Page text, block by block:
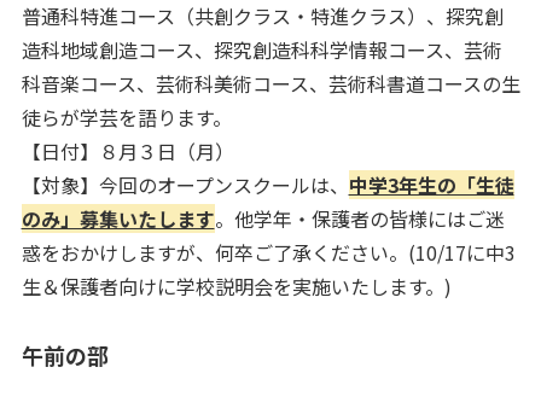
普通科特進コース（共創クラス・特進クラス）、探究創
造科地域創造コース、探究創造科科学情報コース、芸術
科音楽コース、芸術科美術コース、芸術科書道コースの生
徒らが学芸を語ります。
【日付】８月３日（月）
【対象】今回のオープンスクールは、 中学3年生の「生徒
のみ」募集いたします。他学年・保護者の皆様にはご迷
惑をおかけしますが、何卒ご了承ください。(10/17に中3
生＆保護者向けに学校説明会を実施いたします。)
午前の部